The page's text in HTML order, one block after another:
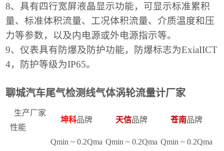
8、具有四行宽屏液晶显示功能，可显示标准累积
量、标准体积流量、工况体积流量、介质温度和压
力等参数，以及内电源或外电源指示等。
9、仪表具有防爆及防护功能，防爆标志为ExiaIICT
4，防护等级为IP65。
聊城汽车尾气检测线气体涡轮流量计厂家
生产厂家
性能
坤科品牌 天信品牌 苍南品牌
Qmin ~ 0.2Qma Qmin ~ 0.2Qma Qmin ~ 0.2Qma